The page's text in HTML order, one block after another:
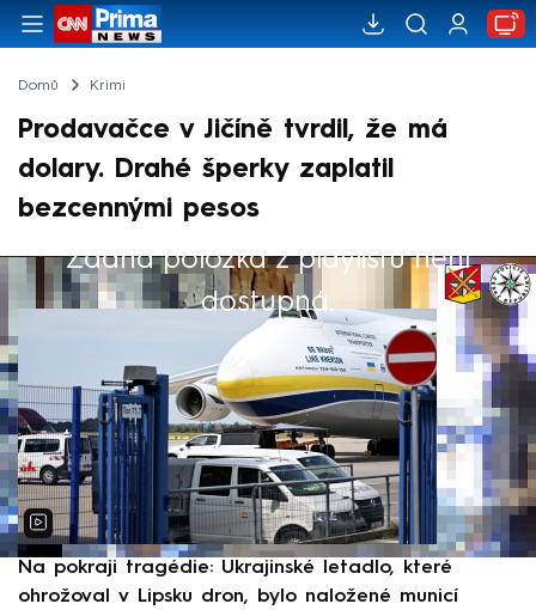
Domů Krimi
Prodavačce v Jičíně tvrdil, že má
dolary. Drahé šperky zaplatil
bezcennými pesos
Žádná položka z playlistu není
dostupná.
Výběr redakce
Na pokraji tragédie: Ukrajinské letadlo, které
ohrožoval v Lipsku dron, bylo naložené municí